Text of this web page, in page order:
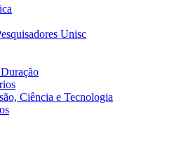
Unisc
Ciência e Tecnologia